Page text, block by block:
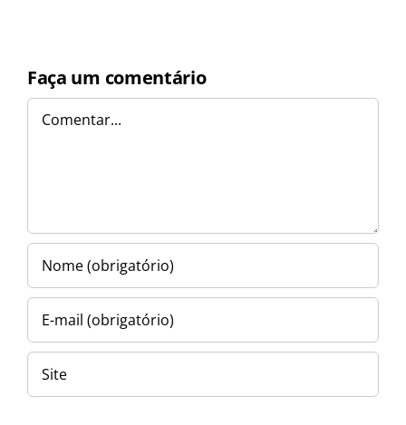
Faça um comentário
Comentar